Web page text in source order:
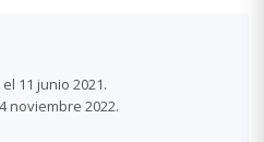
el 11 junio 2021.
noviembre 2022.